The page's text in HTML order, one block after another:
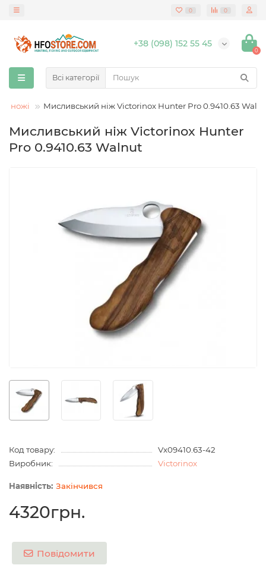
0 0
+38 (098) 152 55 45
0
Всі категорії
ножі Мисливський ніж Victorinox Hunter Pro 0.9410.63
Мисливський ніж Victorinox Hunter
Pro 0.9410.63 Walnut
Код товару:
Vx09410.63-42
Виробник:
Victorinox
Закінчився
4320грн.
Повідомити